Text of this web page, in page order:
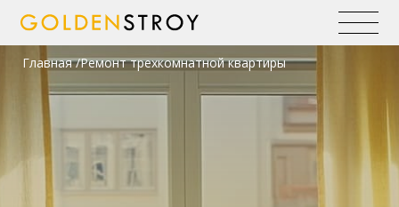
Главная Ремонт трехкомнатной квартиры